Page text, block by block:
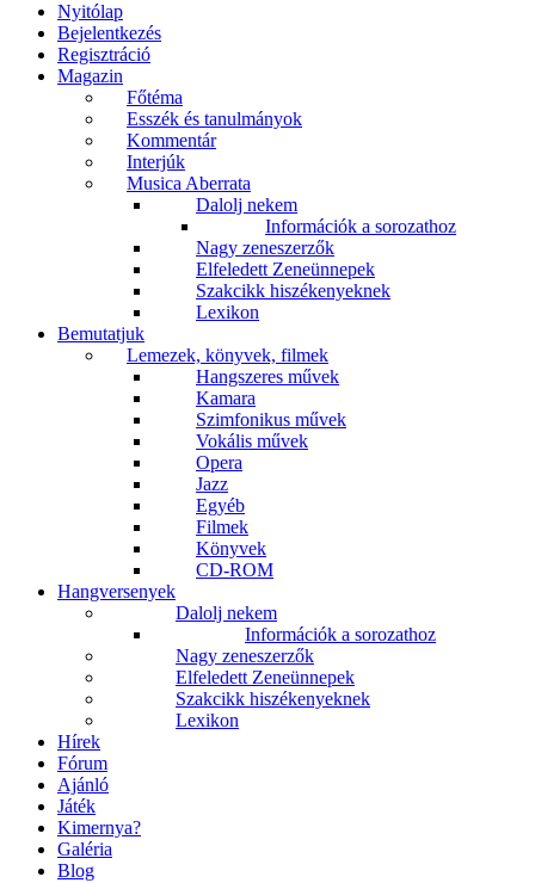
Nyitólap
Bejelentkezés
Regisztráció
Magazin
Főtéma
Esszék és tanulmányok
Kommentár
Interjúk
Musica Aberrata
Dalolj nekem
Információk a sorozathoz
Nagy zeneszerzők
Elfeledett Zeneünnepek
Szakcikk hiszékenyeknek
Lexikon
Bemutatjuk
Lemezek, könyvek, filmek
Hangszeres művek
Kamara
Szimfonikus művek
Vokális művek
Opera
Jazz
Egyéb
Filmek
Könyvek
CD-ROM
Hangversenyek
Dalolj nekem
Információk a sorozathoz
Nagy zeneszerzők
Elfeledett Zeneünnepek
Szakcikk hiszékenyeknek
Lexikon
Hírek
Fórum
Ajánló
Játék
Kimernya?
Galéria
Blog